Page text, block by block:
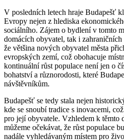
V posledních letech hraje Budapešť
Evropy nejen z hlediska
sociálního. Zájem o bydlení v tomto
domácích obyvatel, tak i
že většina nových obyvatel města
evropských zemí, což obohacuje
kontinuální růst populace není jen o
bohatství a různorodosti, které
návštěvníkům.
Budapešť se tedy stala nejen
kde se snoubí tradice s inovacemi,
pro její obyvatele. Vzhledem k těmto
můžeme očekávat, že růst populace
nadále vyhledávaným místem pro